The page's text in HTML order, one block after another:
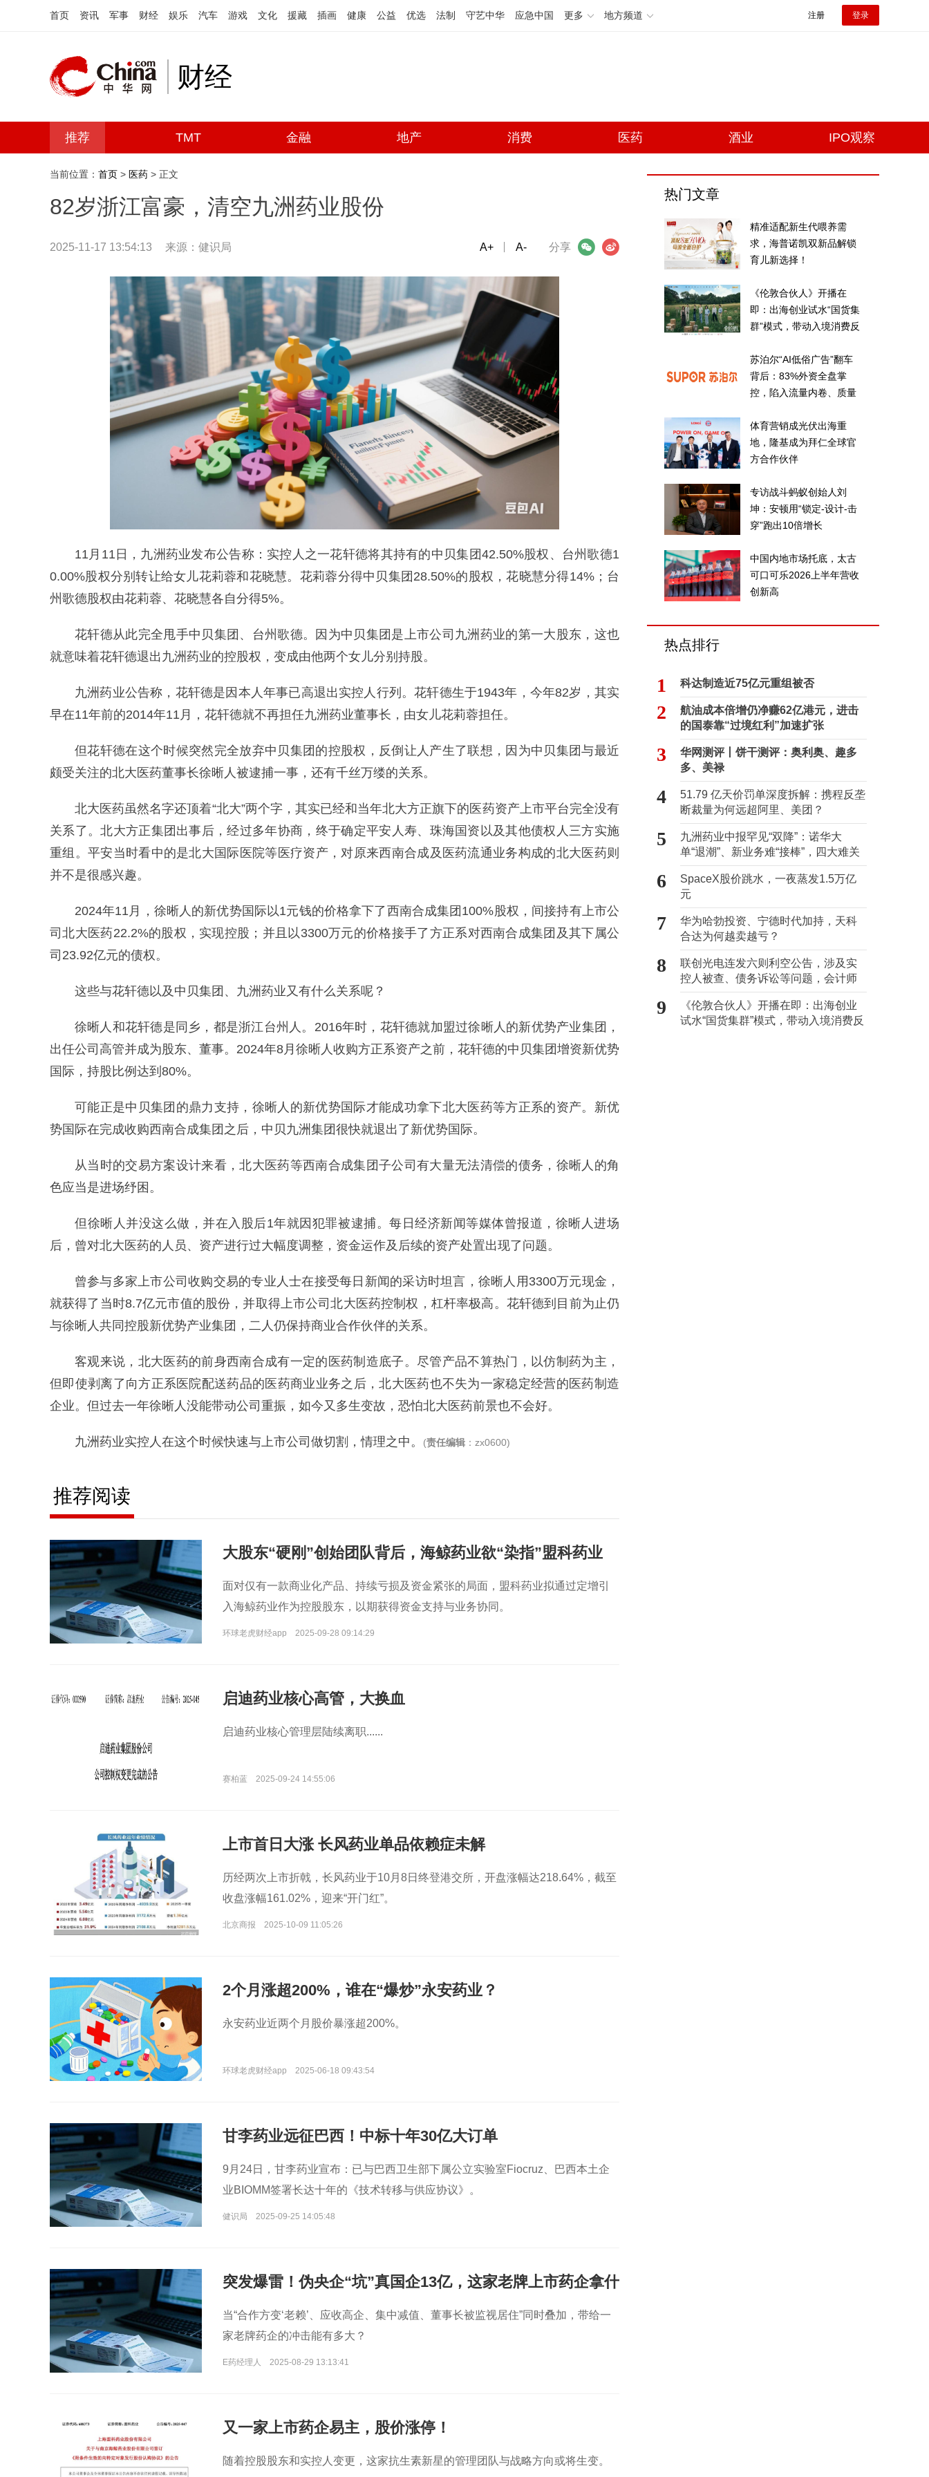
首页 资讯 军事 财经 娱乐 汽车 游戏 文化 援藏 插画 健康 公益 优选 法制 守艺中华 应急中国 更多 地方频道 注册 登录
财经
推荐 TMT 金融 地产 消费 医药 酒业 IPO观察
当前位置： 首页 > 医药 > 正文
82岁浙江富豪，清空九洲药业股份
2025-11-17 13:54:13 来源：健识局 分享
微信 微博
A+ A-
11月11日，九洲药业发布公告称：实控人之一花轩德将其持有的中贝集团42.50%股权、台州歌德1
0.00%股权分别转让给女儿花莉蓉和花晓慧。花莉蓉分得中贝集团28.50%的股权，花晓慧分得14%；台
州歌德股权由花莉蓉、花晓慧各自分得5%。
花轩德从此完全甩手中贝集团、台州歌德。因为中贝集团是上市公司九洲药业的第一大股东，这也
就意味着花轩德退出九洲药业的控股权，变成由他两个女儿分别持股。
九洲药业公告称，花轩德是因本人年事已高退出实控人行列。花轩德生于1943年，今年82岁，其实
早在11年前的2014年11月，花轩德就不再担任九洲药业董事长，由女儿花莉蓉担任。
但花轩德在这个时候突然完全放弃中贝集团的控股权，反倒让人产生了联想，因为中贝集团与最近
颇受关注的北大医药董事长徐晰人被逮捕一事，还有千丝万缕的关系。
北大医药虽然名字还顶着“北大”两个字，其实已经和当年北大方正旗下的医药资产上市平台完全没有
关系了。北大方正集团出事后，经过多年协商，终于确定平安人寿、珠海国资以及其他债权人三方实施
重组。平安当时看中的是北大国际医院等医疗资产，对原来西南合成及医药流通业务构成的北大医药则
并不是很感兴趣。
2024年11月，徐晰人的新优势国际以1元钱的价格拿下了西南合成集团100%股权，间接持有上市公
司北大医药22.2%的股权，实现控股；并且以3300万元的价格接手了方正系对西南合成集团及其下属公
司23.92亿元的债权。
这些与花轩德以及中贝集团、九洲药业又有什么关系呢？
徐晰人和花轩德是同乡，都是浙江台州人。2016年时，花轩德就加盟过徐晰人的新优势产业集团，
出任公司高管并成为股东、董事。2024年8月徐晰人收购方正系资产之前，花轩德的中贝集团增资新优势
国际，持股比例达到80%。
可能正是中贝集团的鼎力支持，徐晰人的新优势国际才能成功拿下北大医药等方正系的资产。新优
势国际在完成收购西南合成集团之后，中贝九洲集团很快就退出了新优势国际。
从当时的交易方案设计来看，北大医药等西南合成集团子公司有大量无法清偿的债务，徐晰人的角
色应当是进场纾困。
但徐晰人并没这么做，并在入股后1年就因犯罪被逮捕。每日经济新闻等媒体曾报道，徐晰人进场
后，曾对北大医药的人员、资产进行过大幅度调整，资金运作及后续的资产处置出现了问题。
曾参与多家上市公司收购交易的专业人士在接受每日新闻的采访时坦言，徐晰人用3300万元现金，
就获得了当时8.7亿元市值的股份，并取得上市公司北大医药控制权，杠杆率极高。花轩德到目前为止仍
与徐晰人共同控股新优势产业集团，二人仍保持商业合作伙伴的关系。
客观来说，北大医药的前身西南合成有一定的医药制造底子。尽管产品不算热门，以仿制药为主，
但即使剥离了向方正系医院配送药品的医药商业业务之后，北大医药也不失为一家稳定经营的医药制造
企业。但过去一年徐晰人没能带动公司重振，如今又多生变故，恐怕北大医药前景也不会好。
九洲药业实控人在这个时候快速与上市公司做切割，情理之中。 (责任编辑 ：zx0600)
推荐阅读
大股东“硬刚”创始团队背后，海鲸药业欲“染指”盟科药业
面对仅有一款商业化产品、持续亏损及资金紧张的局面，盟科药业拟通过定增引
入海鲸药业作为控股股东，以期获得资金支持与业务协同。
环球老虎财经app 2025-09-28 09:14:29
启迪药业核心高管，大换血
启迪药业核心管理层陆续离职......
赛柏蓝 2025-09-24 14:55:06
上市首日大涨 长风药业单品依赖症未解
历经两次上市折戟，长风药业于10月8日终登港交所，开盘涨幅达218.64%，截至
收盘涨幅161.02%，迎来“开门红”。
北京商报 2025-10-09 11:05:26
2个月涨超200%，谁在“爆炒”永安药业？
永安药业近两个月股价暴涨超200%。
环球老虎财经app 2025-06-18 09:43:54
甘李药业远征巴西！中标十年30亿大订单
9月24日，甘李药业宣布：已与巴西卫生部下属公立实验室Fiocruz、巴西本土企
业BIOMM签署长达十年的《技术转移与供应协议》。
健识局 2025-09-25 14:05:48
突发爆雷！伪央企“坑”真国企13亿，这家老牌上市药企拿什
么填？
当“合作方变‘老赖’、应收高企、集中减值、董事长被监视居住”同时叠加，带给一
家老牌药企的冲击能有多大？
E药经理人 2025-08-29 13:13:41
又一家上市药企易主，股价涨停！
随着控股股东和实控人变更，这家抗生素新星的管理团队与战略方向或将生变。
热门文章
精准适配新生代喂养需
求，海普诺凯双新品解锁
育儿新选择！
《伦敦合伙人》开播在
即：出海创业试水“国货集
群”模式，带动入境消费反
苏泊尔“AI低俗广告”翻车
背后：83%外资全盘掌
控，陷入流量内卷、质量
体育营销成光伏出海重
地，隆基成为拜仁全球官
方合作伙伴
专访战斗蚂蚁创始人刘
坤：安顿用“锁定-设计-击
穿”跑出10倍增长
中国内地市场托底，太古
可口可乐2026上半年营收
创新高
热点排行
1 科达制造近75亿元重组被否
2
航油成本倍增仍净赚62亿港元，进击
的国泰靠“过境红利”加速扩张
3
华网测评丨饼干测评：奥利奥、趣多
多、美禄
4
51.79 亿天价罚单深度拆解：携程反垄
断裁量为何远超阿里、美团？
5
九洲药业中报罕见“双降”：诺华大
单“退潮”、新业务难“接棒”，四大难关
待闯
6
SpaceX股价跳水，一夜蒸发1.5万亿
元
7
华为哈勃投资、宁德时代加持，天科
合达为何越卖越亏？
8
联创光电连发六则利空公告，涉及实
控人被查、债务诉讼等问题，会计师
事务所曾出具“保留意见”
9
《伦敦合伙人》开播在即：出海创业
试水“国货集群”模式，带动入境消费反